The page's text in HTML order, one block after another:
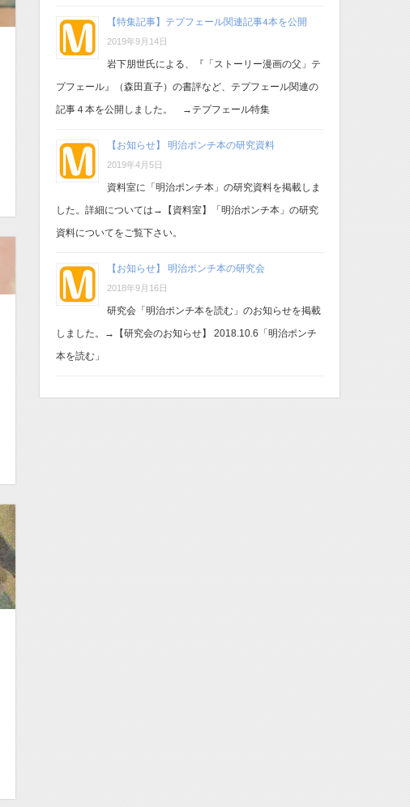
【特集記事】テプフェール関連記事4本を公開
2019年9月14日
岩下朋世氏による、『「ストーリー漫画の父」テ
プフェール』（森田直子）の書評など、テプフェール関連の
記事４本を公開しました。 →テプフェール特集
【お知らせ】 明治ポンチ本の研究資料
2019年4月5日
資料室に「明治ポンチ本」の研究資料を掲載しま
した。詳細については→【資料室】「明治ポンチ本」の研究
資料についてをご覧下さい。
【お知らせ】 明治ポンチ本の研究会
2018年9月16日
研究会「明治ポンチ本を読む」のお知らせを掲載
しました。→【研究会のお知らせ】 2018.10.6「明治ポンチ
本を読む」